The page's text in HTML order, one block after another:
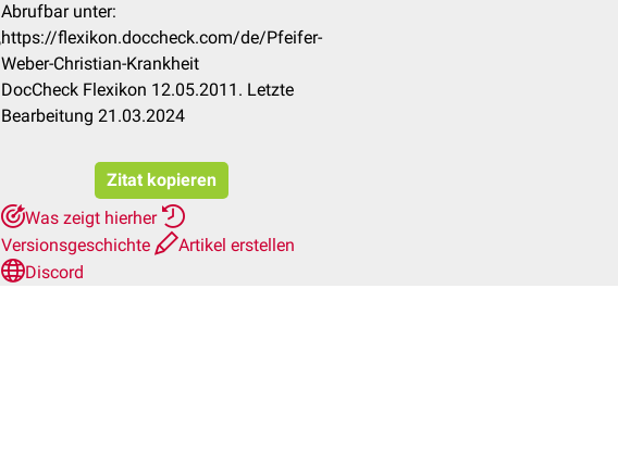
Abrufbar unter:
https://flexikon.doccheck.com/de/Pfeifer-
Weber-Christian-Krankheit
DocCheck Flexikon 12.05.2011. Letzte
Bearbeitung 21.03.2024
Zitat kopieren
Was zeigt hierher
Versionsgeschichte
Artikel erstellen
Discord